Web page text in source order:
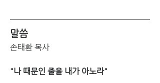
말씀
손태환 목사
"나 때문인 줄을 내가 아노라"